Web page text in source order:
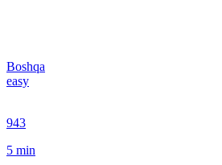
Boshqa
easy
943
5 min